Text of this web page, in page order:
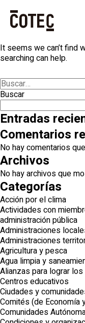
SkipNothing
It seems we can’t find
searching can help.
Buscar:
Buscar
Entradas
Comentarios
No hay comentarios
Archivos
No hay archivos que
Categorías
Acción por el clima
Actividades con
administración pública
Administraciones
Administraciones
Agricultura y pesca
Agua limpia y
Alianzas para lograr
Centros educativos
Ciudades y
Comités (de Economía
Comunidades